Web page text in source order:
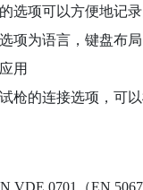
选项可以方便地记
项为语言，键盘布
用
枪的连接选项，可
VDE 0701（EN